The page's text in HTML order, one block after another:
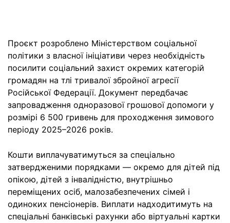
Проєкт розроблено Міністерством соціальної
політики з власної ініціативи через необхідність
посилити соціальний захист окремих категорій
громадян на тлі тривалої збройної агресії
Російської Федерації. Документ передбачає
запровадження одноразової грошової допомоги у
розмірі 6 500 гривень для проходження зимового
періоду 2025–2026 років.
Кошти виплачуватимуться за спеціально
затвердженими порядками — окремо для дітей під
опікою, дітей з інвалідністю, внутрішньо
переміщених осіб, малозабезпечених сімей і
одиноких пенсіонерів. Виплати надходитимуть на
спеціальні банківські рахунки або віртуальні картки